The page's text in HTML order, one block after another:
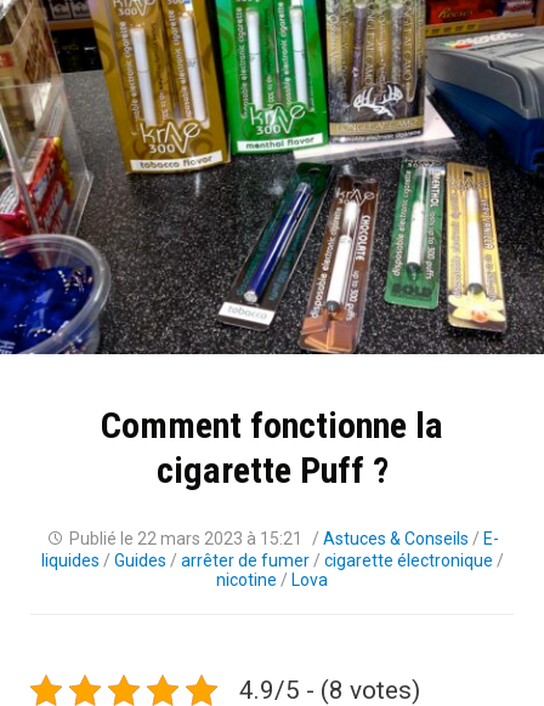
Comment fonctionne la
cigarette Puff ?
Publié le 22 mars 2023 à 15:21 / Astuces & Conseils / E-
liquides / Guides / arrêter de fumer/ cigarette électronique /
nicotine / Lova
4.9/5 - (8 votes)